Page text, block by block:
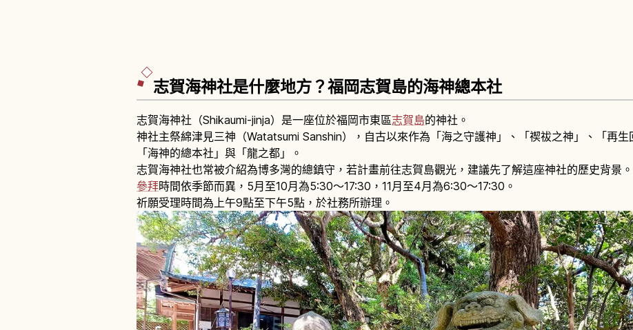
志賀海神社是什麼地方？福岡志賀島的海神總本社
志賀海神社（Shikaumi-jinja）是一座位於福岡市東區志賀島的神社。
神社主祭綿津見三神（Watatsumi Sanshin），自古以來作為「海之守護神」、「禊祓之神」、「再
「海神的總本社」與「龍之都」。
志賀海神社也常被介紹為博多灣的總鎮守，若計畫前往志賀島觀光，建議先了解這座神社的歷史背景。
參拜時間依季節而異，5月至10月為5:30～17:30，11月至4月為6:30～17:30。
祈願受理時間為上午9點至下午5點，於社務所辦理。